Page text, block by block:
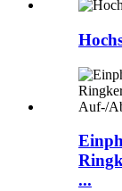
...